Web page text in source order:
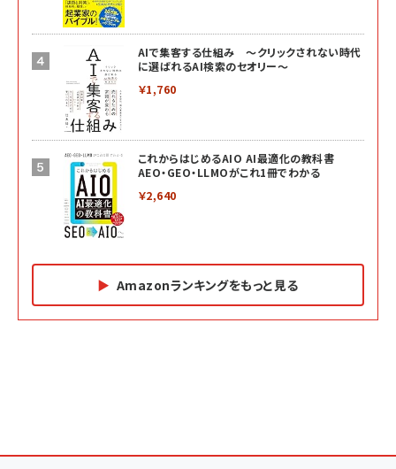
AIで集客する仕組み ～クリックされない時代
に選ばれるAI検索のセオリー～
￥1,760
これからはじめるAIO AI最適化の教科書
AEO・GEO・LLMOがこれ1冊でわかる
￥2,640
Amazonランキングをもっと見る